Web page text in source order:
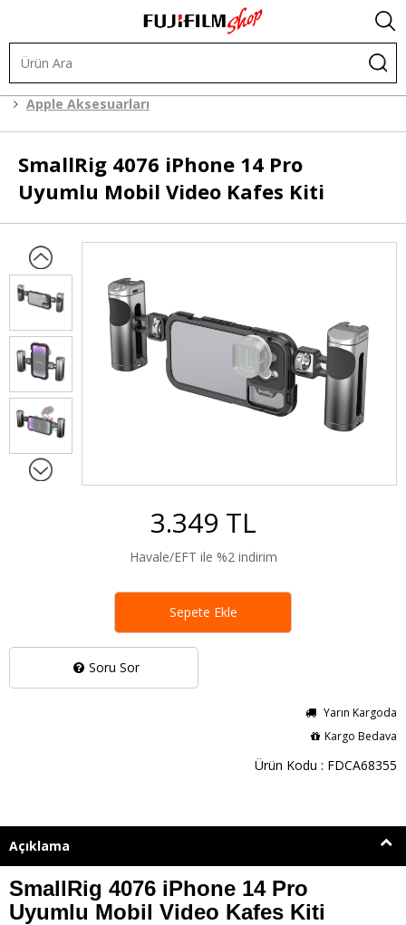
Apple Aksesuarları
SmallRig 4076 iPhone 14 Pro
Uyumlu Mobil Video Kafes Kiti
Soru Sor
3.349 TL
Havale/EFT ile %2 indirim
Yarın Kargoda
Kargo Bedava
Ürün Kodu : FDCA68355
Sepete Ekle
Açıklama
SmallRig 4076 iPhone 14 Pro
Uyumlu Mobil Video Kafes Kiti